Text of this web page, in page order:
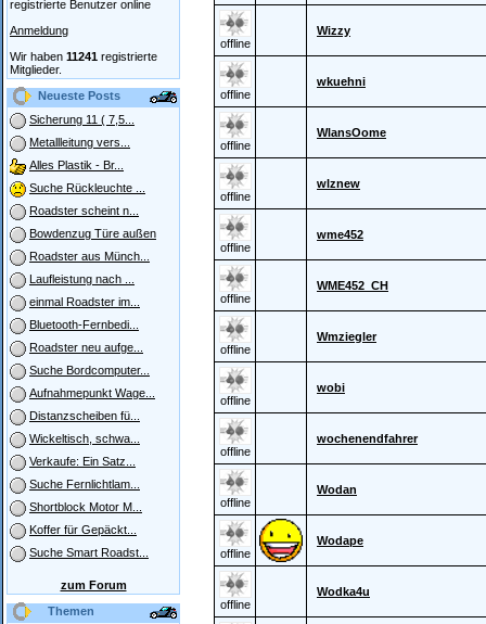
registrierte Benutzer online
Anmeldung
Wir haben 11241 registrierte
Mitglieder.
Neueste Posts
Sicherung 11 ( 7,5...
Metallleitung vers...
Alles Plastik - Br...
Suche Rückleuchte ...
Roadster scheint n...
Bowdenzug Türe außen
Roadster aus Münch...
Laufleistung nach ...
einmal Roadster im...
Bluetooth-Fernbedi...
Roadster neu aufge...
Suche Bordcomputer...
Aufnahmepunkt Wage...
Distanzscheiben fü...
Wickeltisch, schwa...
Verkaufe: Ein Satz...
Suche Fernlichtlam...
Shortblock Motor M...
Koffer für Gepäckt...
Suche Smart Roadst...
zum Forum
Themen
offline
Wizzy
offline
wkuehni
offline
WlansOome
offline
wlznew
offline
wme452
offline
WME452_CH
offline
Wmziegler
offline
wobi
offline
wochenendfahrer
offline
Wodan
offline
Wodape
offline
Wodka4u